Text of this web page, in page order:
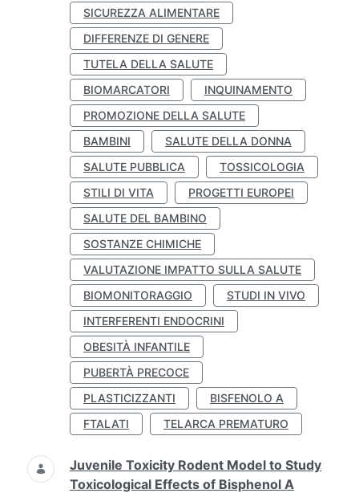
SICUREZZA ALIMENTARE
DIFFERENZE DI GENERE
TUTELA DELLA SALUTE
BIOMARCATORI
INQUINAMENTO
PROMOZIONE DELLA SALUTE
BAMBINI
SALUTE DELLA DONNA
SALUTE PUBBLICA
TOSSICOLOGIA
STILI DI VITA
PROGETTI EUROPEI
SALUTE DEL BAMBINO
SOSTANZE CHIMICHE
VALUTAZIONE IMPATTO SULLA SALUTE
BIOMONITORAGGIO
STUDI IN VIVO
INTERFERENTI ENDOCRINI
OBESITÀ INFANTILE
PUBERTÀ PRECOCE
PLASTICIZZANTI
BISFENOLO A
FTALATI
TELARCA PREMATURO
Juvenile Toxicity Rodent Model to Study
Toxicological Effects of Bisphenol A